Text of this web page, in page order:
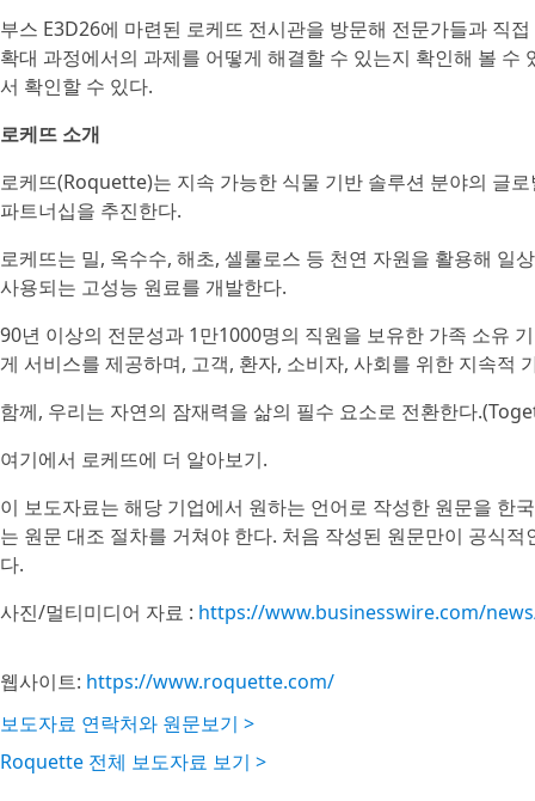
부스 E3D26에 마련된 로케뜨 전시관을 방문해 전문가들과 직
확대 과정에서의 과제를 어떻게 해결할 수 있는지 확인해 볼
서 확인할 수 있다.
로케뜨 소개
로케뜨(Roquette)는 지속 가능한 식물 기반 솔루션 분야의 글
파트너십을 추진한다.
로케뜨는 밀, 옥수수, 해초, 셀룰로스 등 천연 자원을 활용해 일
사용되는 고성능 원료를 개발한다.
90년 이상의 전문성과 1만1000명의 직원을 보유한 가족 소유
게 서비스를 제공하며, 고객, 환자, 소비자, 사회를 위한 지속적
함께, 우리는 자연의 잠재력을 삶의 필수 요소로 전환한다
여기에서 로케뜨에 더 알아보기.
이 보도자료는 해당 기업에서 원하는 언어로 작성한 원문을 한
는 원문 대조 절차를 거쳐야 한다. 처음 작성된 원문만이 공식
다.
사진/멀티미디어 자료 : https://www.businesswire.com/
웹사이트: https://www.roquette.com/
보도자료 연락처와 원문보기 >
Roquette 전체 보도자료 보기 >